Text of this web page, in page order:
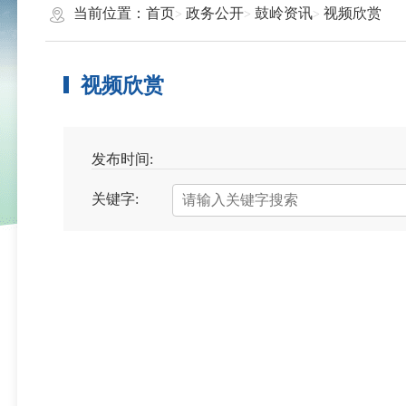
当前位置： 首页 政务公开 鼓岭资讯 视频欣赏
视频欣赏
发布时间:
关键字: